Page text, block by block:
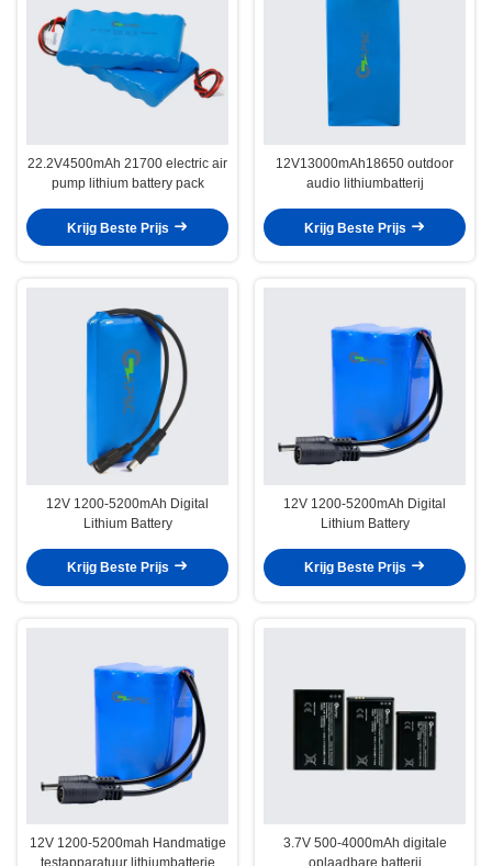
22.2V4500mAh 21700 electric air
pump lithium battery pack
Krijg Beste Prijs
12V13000mAh18650 outdoor
audio lithiumbatterij
Krijg Beste Prijs
12V 1200-5200mAh Digital
Lithium Battery
Krijg Beste Prijs
12V 1200-5200mAh Digital
Lithium Battery
Krijg Beste Prijs
12V 1200-5200mah Handmatige
testapparatuur lithiumbatterie
3.7V 500-4000mAh digitale
oplaadbare batterij